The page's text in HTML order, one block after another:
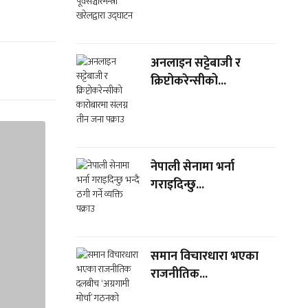
अनलाइन सट्टेबाजी र
क्रिप्टोकरेन्सीको...
नेपाली सेनामा भर्ना
गराइदिन्छु...
समान विचारधारा भएका
राजनीतिक...